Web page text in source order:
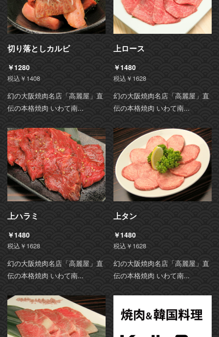
切り落としカルビ
￥1280
税込￥1408
幻の大阪焼肉名店「高麗屋」直
伝の本格焼肉 いわて南...
上ロース
￥1480
税込￥1628
幻の大阪焼肉名店「高麗屋」直
伝の本格焼肉 いわて南...
上ハラミ
￥1480
税込￥1628
幻の大阪焼肉名店「高麗屋」直
伝の本格焼肉 いわて南...
上タン
￥1480
税込￥1628
幻の大阪焼肉名店「高麗屋」直
伝の本格焼肉 いわて南...